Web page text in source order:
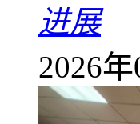
进展
2026